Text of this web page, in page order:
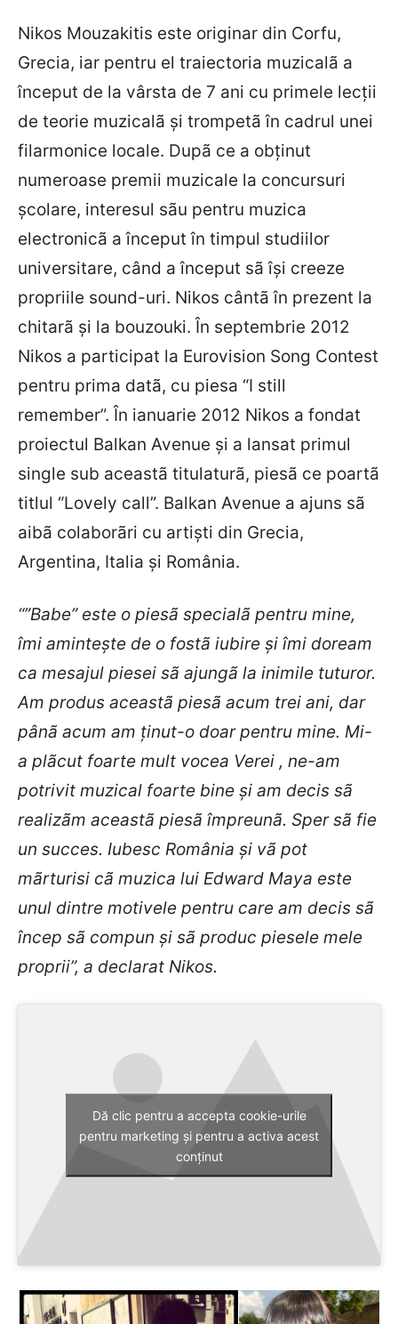
Nikos Mouzakitis este originar din Corfu,
Grecia, iar pentru el traiectoria muzicalã a
început de la vârsta de 7 ani cu primele lecţii
de teorie muzicalã şi trompetã în cadrul unei
filarmonice locale. Dupã ce a obţinut
numeroase premii muzicale la concursuri
şcolare, interesul sãu pentru muzica
electronicã a început în timpul studiilor
universitare, când a început sã îşi creeze
propriile sound-uri. Nikos cântã în prezent la
chitarã şi la bouzouki. În septembrie 2012
Nikos a participat la Eurovision Song Contest
pentru prima datã, cu piesa “I still
remember”. În ianuarie 2012 Nikos a fondat
proiectul Balkan Avenue şi a lansat primul
single sub aceastã titulaturã, piesã ce poartã
titlul “Lovely call”. Balkan Avenue a ajuns sã
aibã colaborãri cu artişti din Grecia,
Argentina, Italia şi România.
“”Babe” este o piesã specialã pentru mine,
îmi aminteşte de o fostã iubire şi îmi doream
ca mesajul piesei sã ajungã la inimile tuturor.
Am produs aceastã piesã acum trei ani, dar
pânã acum am ţinut-o doar pentru mine. Mi-
a plãcut foarte mult vocea Verei , ne-am
potrivit muzical foarte bine şi am decis sã
realizãm aceastã piesã împreunã. Sper sã fie
un succes. Iubesc România şi vã pot
mãrturisi cã muzica lui Edward Maya este
unul dintre motivele pentru care am decis sã
încep sã compun şi sã produc piesele mele
proprii”, a declarat Nikos.
Dă clic pentru a accepta cookie-urile
pentru marketing și pentru a activa acest
conținut